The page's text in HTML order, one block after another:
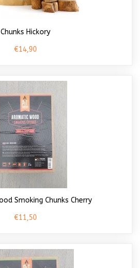
Chunks Hickory
€14,90
Smoking Chunks Cherry
€11,50